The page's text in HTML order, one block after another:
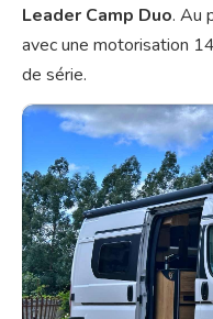
Leader Camp Duo. Au
avec une motorisation
de série.